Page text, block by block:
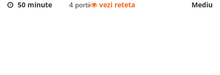
50 minute 4 portii Mediu
vezi reteta